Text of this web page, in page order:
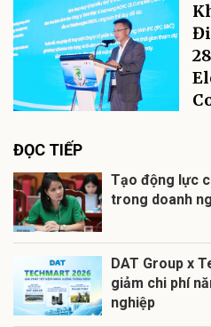
ĐỌC TIẾP
Tạo động lực
trong doanh
DAT Group x
giảm chi phí
nghiệp